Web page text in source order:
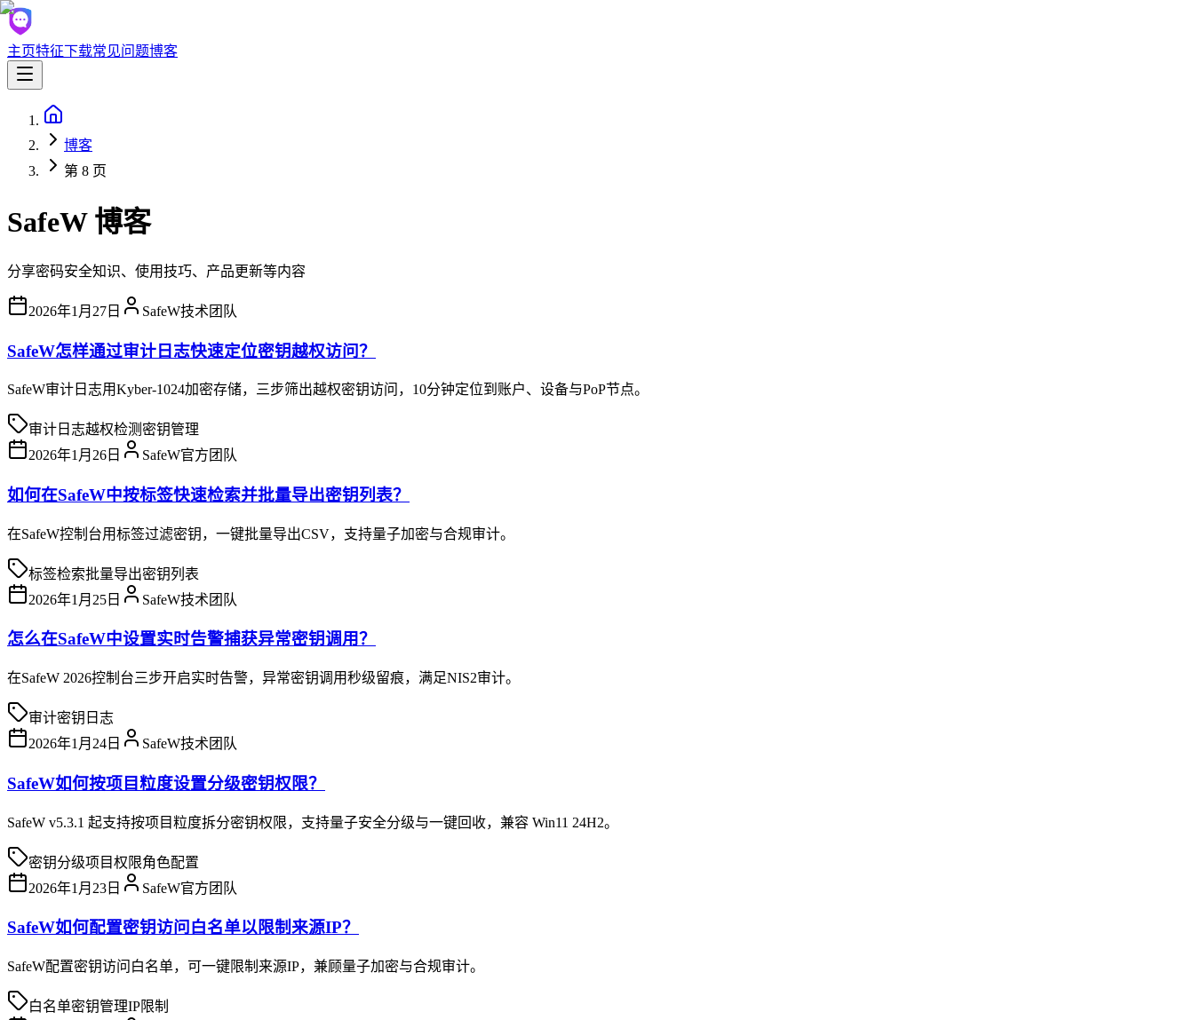
主页特征下载常见问题博客
博客
第 8 页
SafeW 博客
分享密码安全知识、使用技巧、产品更新等内容
2026年1月27日 SafeW技术团队
SafeW怎样通过审计日志快速定位密钥越权访问？
SafeW审计日志用Kyber-1024加密存储，三步筛出越权密钥访问，10分钟定位到账户、设备与PoP节点。
审计日志越权检测 密钥管理
2026年1月26日
SafeW官方团队
如何在SafeW中按标签快速检索并批量导出密钥列表？
在SafeW控制台用标签过滤密钥，一键批量导出CSV，支持量子加密与合规审计。
标签检索批量导出密钥列表
2026年1月25日
SafeW技术团队
怎么在SafeW中设置实时告警捕获异常密钥调用？
在SafeW 2026控制台三步开启实时告警，异常密钥调用秒级留痕，满足NIS2审计。
审计密钥 日志
2026年1月24日
SafeW技术团队
SafeW如何按项目粒度设置分级密钥权限？
SafeW v5.3.1 起支持按项目粒度拆分密钥权限，支持量子安全分级与一键回收，兼容 Win11 24H2。
密钥分级项目权限角色配置
2026年1月23日
SafeW官方团队
SafeW如何配置密钥访问白名单以限制来源IP？
SafeW配置密钥访问白名单，可一键限制来源IP，兼顾量子加密与合规审计。
白名单密钥管理IP限制